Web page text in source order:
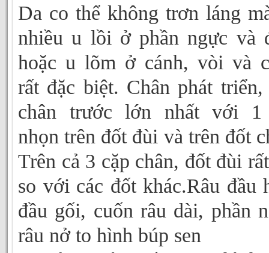
Da co thể không trơn láng
nhiều u lồi ở phần ngực và
hoặc u lõm ở cánh, vòi và
rất đặc biệt. Chân phát triển,
chân trước lớn nhất với 1
nhọn trên đốt đùi và trên đốt
Trên cả 3 cặp chân, đốt đùi
so với các đốt khác.Râu đầu
đầu gối, cuốn râu dài, phần
râu nở to hình búp sen